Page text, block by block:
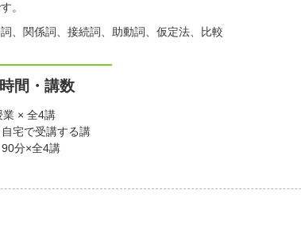
。
、関係詞、接続詞、助動詞、仮定法、比較
間・講数
業 × 全4講
宅で受講する講
分×全4講